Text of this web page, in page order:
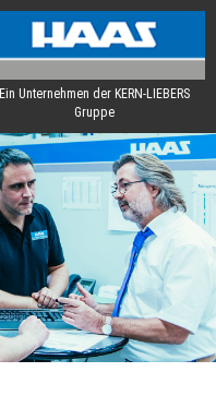
Ein Unternehmen der KERN-LIEBERS
Gruppe